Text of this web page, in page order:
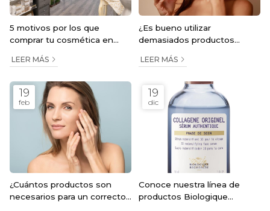
5 motivos por los que
comprar tu cosmética en
facial en Barakaldo
LEER MÁS
¿Es bueno utilizar
demasiados productos
LEER MÁS
19
feb
¿Cuántos productos son
necesarios para un correcto
19
dic
Conoce nuestra línea de
productos Biologique